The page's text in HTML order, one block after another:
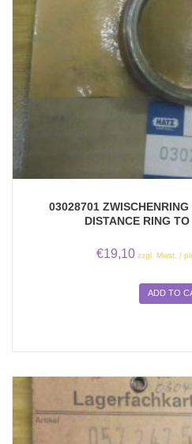
03028701
DISTANCE RING
€19,10 zzgl. Mwst. /
ADD TO